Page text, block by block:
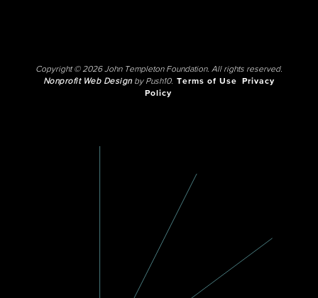
Copyright © 2026 John Templeton Foundation. All rights reserved.
Nonprofit Web Designby Push10. Terms of Use
Privacy
Policy